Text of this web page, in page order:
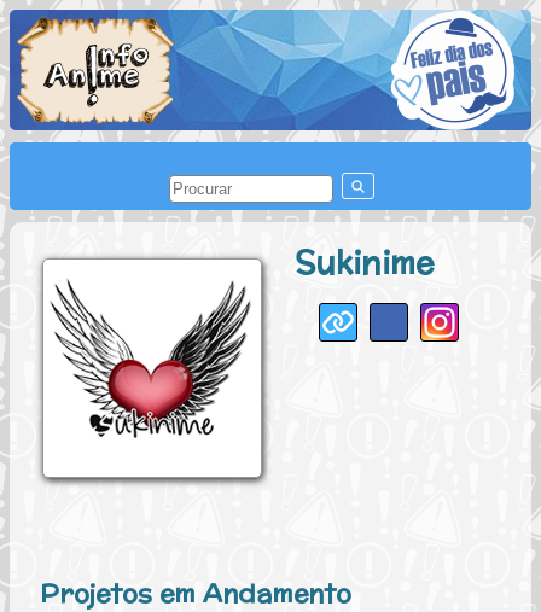
Sukinime
Projetos em Andamento